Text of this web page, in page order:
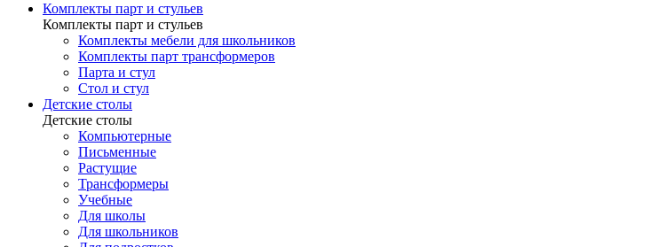
Комплекты парт и стульев
Комплекты парт и стульев
Комплекты мебели для школьников
Комплекты парт трансформеров
Парта и стул
Стол и стул
Детские столы
Детские столы
Компьютерные
Письменные
Растущие
Трансформеры
Учебные
Для школы
Для школьников